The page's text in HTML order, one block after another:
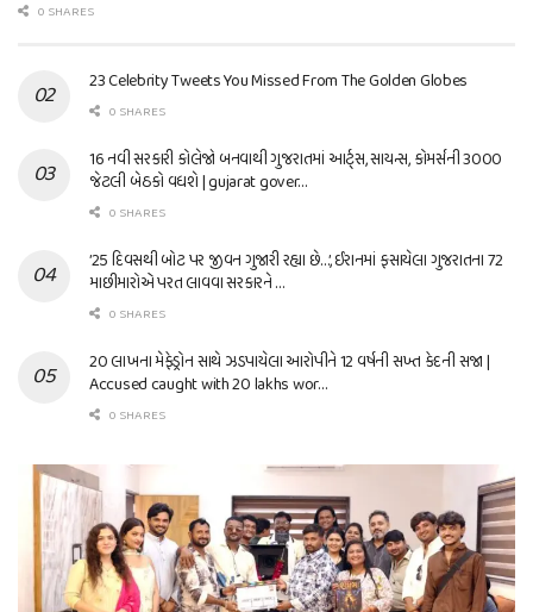
0 SHARES
23 Celebrity Tweets You Missed From The Golden Globes
0 SHARES
16 નવી સરકારી કોલેજો બનવાથી ગુજરાતમાં આર્ટ્સ, સાયન્સ, કોમર્સની 3000
જેટલી બેઠકો વધશે | gujarat gover…
0 SHARES
’25 દિવસથી બોટ પર જીવન ગુજારી રહ્યા છે…’, ઈરાનમાં ફસાયેલા ગુજરાતના 72
માછીમારોએ પરત લાવવા સરકારને …
0 SHARES
20 લાખના મેફેડ્રોન સાથે ઝડપાયેલા આરોપીને 12 વર્ષની સખ્ત કેદની સજા |
Accused caught with 20 lakhs wor…
0 SHARES